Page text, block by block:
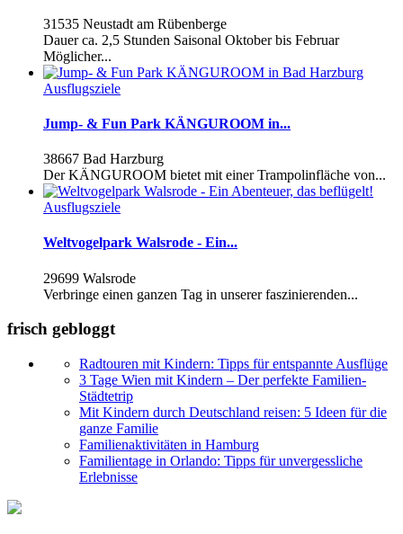
31535 Neustadt am Rübenberge
Dauer ca. 2,5 Stunden Saisonal Oktober bis Februar
Möglicher...
Ausflugsziele
Jump- & Fun Park KÄNGUROOM in...
38667 Bad Harzburg
Der KÄNGUROOM bietet mit einer Trampolinfläche von...
Ausflugsziele
Weltvogelpark Walsrode - Ein...
29699 Walsrode
Verbringe einen ganzen Tag in unserer faszinierenden...
frisch gebloggt
Radtouren mit Kindern: Tipps für entspannte Ausflüge
3 Tage Wien mit Kindern – Der perfekte Familien-
Städtetrip
Mit Kindern durch Deutschland reisen: 5 Ideen für die
ganze Familie
Familienaktivitäten in Hamburg
Familientage in Orlando: Tipps für unvergessliche
Erlebnisse